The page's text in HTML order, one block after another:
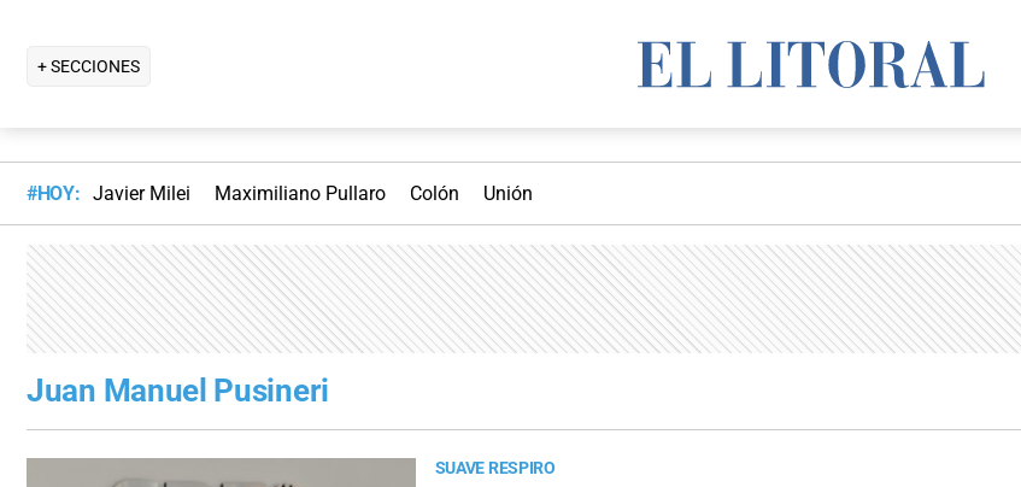
+ SECCIONES
#HOY: Javier Milei Maximiliano Pullaro Colón Unión
Juan Manuel Pusineri
SUAVE RESPIRO